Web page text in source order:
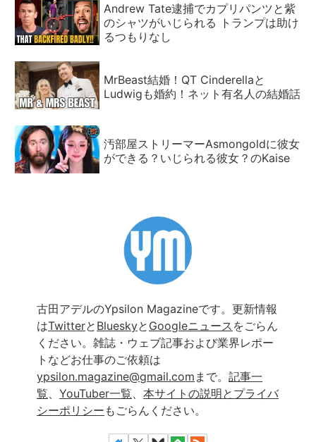
Andrew Tate逮捕でカプリパンツと紫
のシャツがいじられる トランプは助け
るつもりなし
MrBeast結婚！QT Cinderellaと
Ludwigも婚約！ネット有名人の結婚話
汚部屋ストリーマーAsmongoldに彼女
ができる？いじられる彼女？のKaise
古田アデルのYpsilon Magazineです。更新情報
はTwitterと Blueskyと Googleニュース をごらん
ください。雑誌・ウェブ記事および業界レポー
トなどお仕事のご依頼は
ypsilon.magazine@gmail.com まで。 記事一
覧、 YouTuber一覧、 本サイトの説明とプライバ
シーポリシー もごらんください。